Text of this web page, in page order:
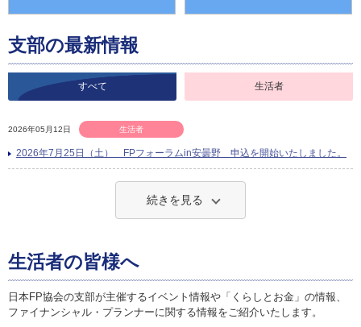
支部の最新情報
すべて 生活者
2026年05月12日 生活者
2026年7月25日（土） FPフォーラムin安曇野 申込を開始いたしました。
続きを見る
生活者の皆様へ
日本FP協会の支部が主催するイベント情報や「くらしとお金」の情報、
ファイナンシャル・プランナーに関する情報をご紹介いたします。